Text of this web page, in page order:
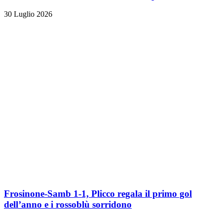
30 Luglio 2026
Frosinone-Samb 1-1, Plicco regala il primo gol
dell’anno e i rossoblù sorridono